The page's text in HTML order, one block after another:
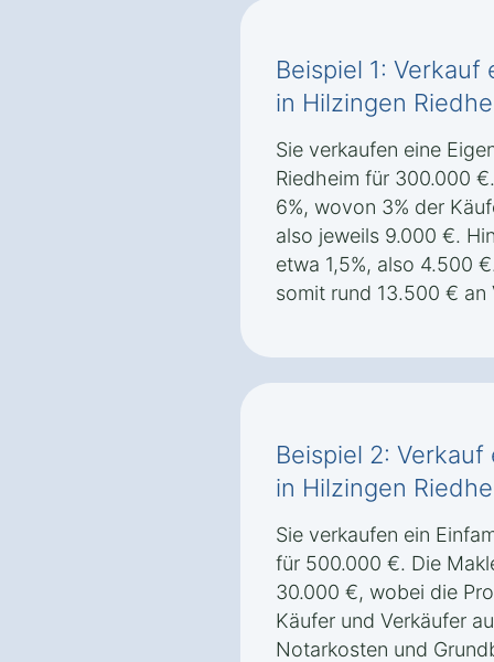
Beispiel 1:
in Hilzingen
Sie verkaufen eine
Riedheim für 300.000
6%, wovon 3% der
also jeweils 9.000 €.
etwa 1,5%, also 4.500
somit rund 13.500 € an
Beispiel 2:
in Hilzingen
Sie verkaufen ein
für 500.000 €. Die
30.000 €, wobei die
Käufer und Verkäufer
Notarkosten und